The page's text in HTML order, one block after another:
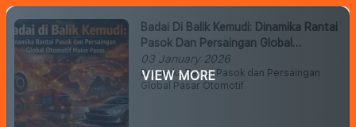
Badai Di Balik Kemudi: Dinamika Rantai
Pasok Dan Persaingan Global
Otomotif Makin Panas
03 January 2026
Dinamika Rantai Pasok dan Persaingan
Global Pasar Otomotif
VIEW MORE